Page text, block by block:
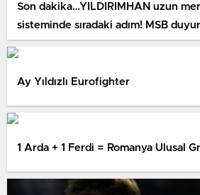
Son dakika…YILDIRIMHAN uzun
sisteminde sıradaki adım! MSB
testleri tamam
Ay Yıldızlı Eurofighter
1 Arda + 1 Ferdi = Romanya Ulusal